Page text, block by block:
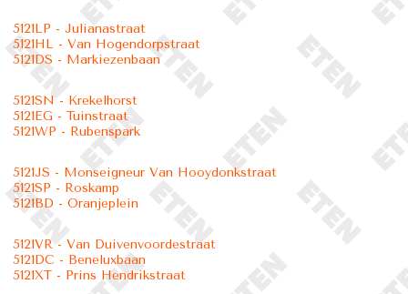
5121LP - Julianastraat
5121HL - Van Hogendorpstraat
5121DS - Markiezenbaan
5121SN - Krekelhorst
5121EG - Tuinstraat
5121WP - Rubenspark
5121JS - Monseigneur Van Hooydonkstraat
5121SP - Roskamp
5121BD - Oranjeplein
5121VR - Van Duivenvoordestraat
5121DC - Beneluxbaan
5121XT - Prins Hendrikstraat